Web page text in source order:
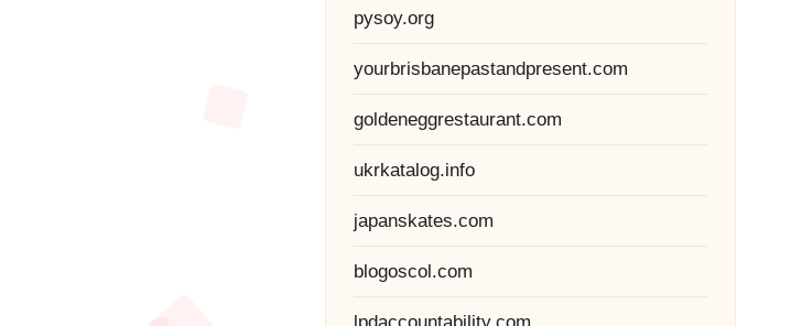
pysoy.org
yourbrisbanepastandpresent.com
goldeneggrestaurant.com
ukrkatalog.info
japanskates.com
blogoscol.com